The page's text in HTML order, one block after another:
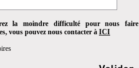
la moindre difficulté pour nous faire
vous pouvez nous contacter à ICI